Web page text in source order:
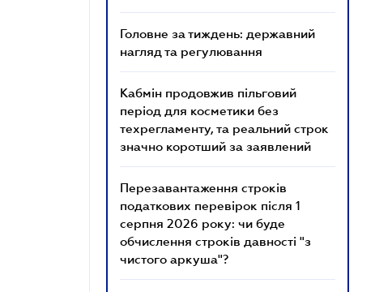
Головне за тиждень: державний
нагляд та регулювання
Кабмін продовжив пільговий
період для косметики без
техрегламенту, та реальний строк
значно коротший за заявлений
Перезавантаження строків
податкових перевірок після 1
серпня 2026 року: чи буде
обчислення строків давності "з
чистого аркуша"?